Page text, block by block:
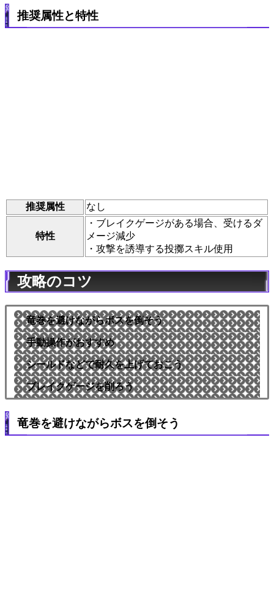
推奨属性と特性
推奨属性 なし
特性
・ブレイクゲージがある場合、受けるダ
メージ減少
・攻撃を誘導する投擲スキル使用
攻略のコツ
竜巻を避けながらボスを倒そう
手動操作がおすすめ
シールドなどで耐久を上げておこう
ブレイクゲージを削ろう
竜巻を避けながらボスを倒そう